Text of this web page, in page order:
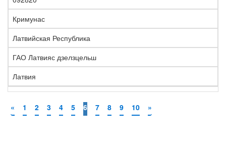
Кримунас
Латвийская Республика
ГАО Латвияс дзелзцельш
Латвия
« 1 2 3 4 5 6 7 8 9 10 »